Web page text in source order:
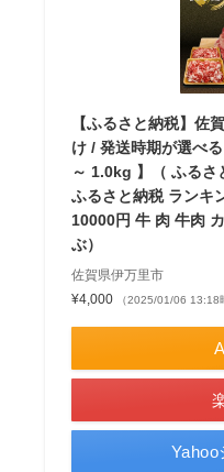
【ふるさと納税】佐
け / 発送時期が選べ
～ 1.0kg 】（ ふるさ
ふるさと納税 ランキ
10000円 牛 肉 牛肉
ぶ）
佐賀県伊万里市
¥4,000
（2025/01/06 13:18
Yahoo